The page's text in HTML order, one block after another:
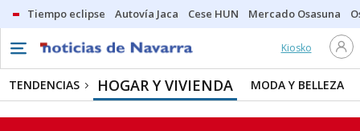
Tiempo eclipse Autovía Jaca Cese HUN Mercado Osasuna
Kiosko
TENDENCIAS HOGAR Y VIVIENDA MODA Y BELLEZA